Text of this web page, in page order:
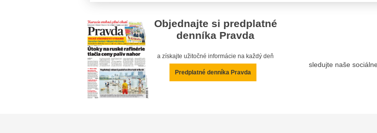
Objednajte si predplatné
denníka Pravda
a získajte užitočné informácie na každý deň
Predplatné denníka Pravda
sledujte naše